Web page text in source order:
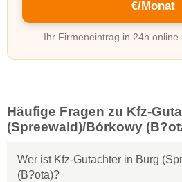
€/Monat
Ihr Firmeneintrag in 24h
Häufige Fragen zu Kfz-
(Spreewald)/Bórkowy
Wer ist Kfz-Gutachter in Burg
(B?ota)?